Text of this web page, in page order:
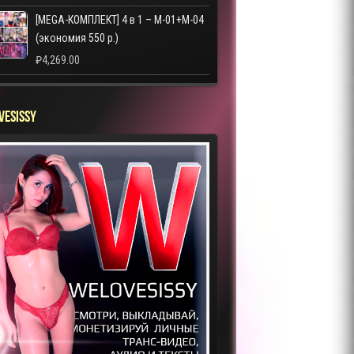
[MEGA-КОМПЛЕКТ] 4 в 1 – M-01+M-04
(экономия 550 р.)
₽4,269.00